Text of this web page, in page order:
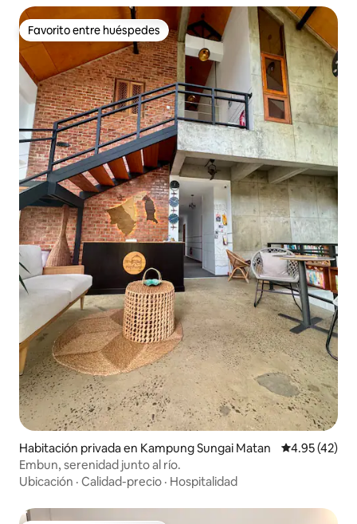
Favorito entre huéspedes
Favorito entre huéspedes
Habitación privada en Kampung Sungai Matan Calificación
4.95 (42)
Embun, serenidad junto al río.
Ubicación · Calidad-precio · Hospitalidad